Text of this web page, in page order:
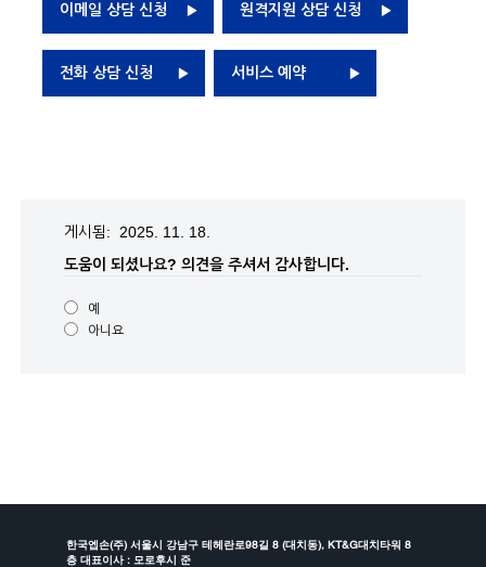
이메일 상담 신청 원격지원 상담 신청
전화 상담 신청 서비스 예약
게시됨: 2025. 11. 18.
도움이 되셨나요? 의견을 주셔서 감사합니다.
예
아니요
한국엡손(주) 서울시 강남구 테헤란로98길 8 (대치동), KT&G대치타워 8
층 대표이사 : 모로후시 준